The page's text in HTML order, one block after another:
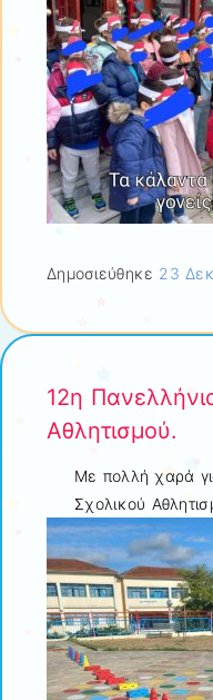
Δημοσιεύθηκε 23
12η
Αθλητισμού.
Με πολλή χαρά
Σχολικού